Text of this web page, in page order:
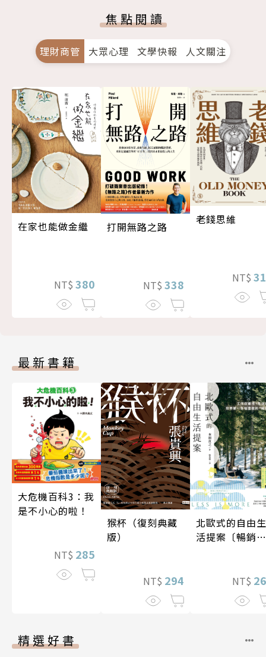
焦點閱讀
理財商管 大眾心理 文學快報 人文關注
在家也能做金繼
NT$ 380
打開無路之路
NT$ 338
老錢思維
NT$
最新書籍
大危機百科3：我
是不小心的啦！
NT$ 285
猴杯（復刻典藏
版）
NT$ 294
北歐式的自由生
活提案〔暢銷新
NT$
精選好書